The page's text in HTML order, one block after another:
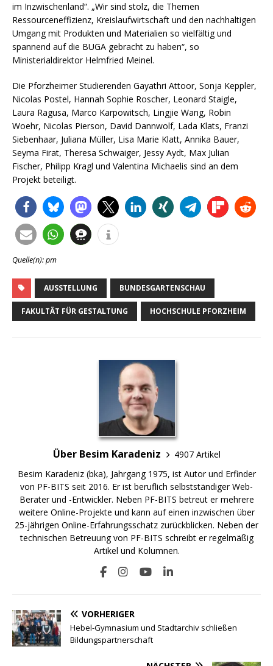
im Inzwischenland“. „Wir sind stolz, die Themen
Ressourceneffizienz, Kreislaufwirtschaft und den nachhaltigen
Umgang mit Produkten und Materialien so vielfältig und
spannend auf die BUGA gebracht zu haben“, so
Ministerialdirektor Helmfried Meinel.
Die Pforzheimer Studierenden Gayathri Attoor, Sonja Keppler,
Nicolas Postel, Hannah Sophie Roscher, Leonard Staigle,
Laura Ragusa, Marco Karpowitsch, Lingjie Wang, Robin
Woehr, Nicolas Pierson, David Dannwolf, Lada Klats, Franzi
Siebenhaar, Juliana Müller, Lisa Marie Klatt, Annika Bauer,
Seyma Firat, Theresa Schwaiger, Jessy Aydt, Max Julian
Fischer, Philipp Kragl und Valentina Michaelis sind an dem
Projekt beteiligt.
Quelle(n): pm
AUSSTELLUNG BUNDESGARTENSCHAU
FAKULTÄT FÜR GESTALTUNG HOCHSCHULE PFORZHEIM
Über Besim Karadeniz
4907 Artikel
Besim Karadeniz (bka), Jahrgang 1975, ist Autor und Erfinder
von PF-BITS seit 2016. Er ist beruflich selbstständiger Web-
Berater und -Entwickler. Neben PF-BITS betreut er mehrere
weitere Online-Projekte und kann auf einen inzwischen über
25-jährigen Online-Erfahrungsschatz zurückblicken. Neben der
technischen Betreuung von PF-BITS schreibt er regelmäßig
Artikel und Kolumnen.
VORHERIGER
Hebel-Gymnasium und Stadtarchiv schließen
Bildungspartnerschaft